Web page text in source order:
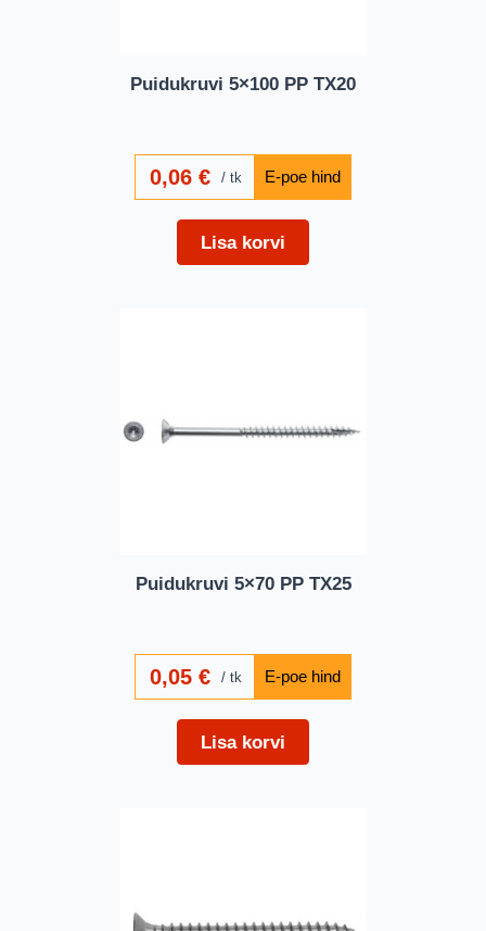
Puidukruvi 5×100 PP TX20
0,06€ tk
Lisa korvi
Puidukruvi 5×70 PP TX25
0,05€ tk
Lisa korvi